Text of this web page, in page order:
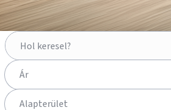
Hol keresel?
Ár
Alapterület